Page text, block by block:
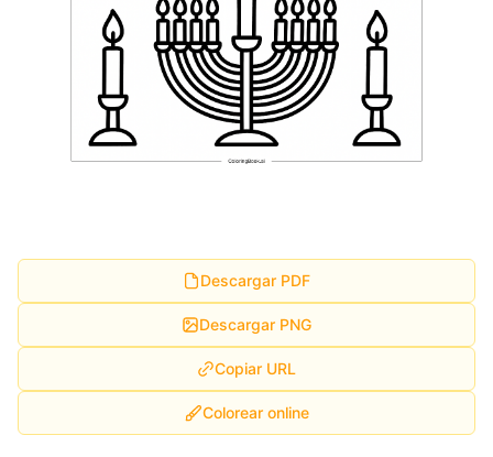
Descargar PDF
Descargar PNG
Copiar URL
Colorear online